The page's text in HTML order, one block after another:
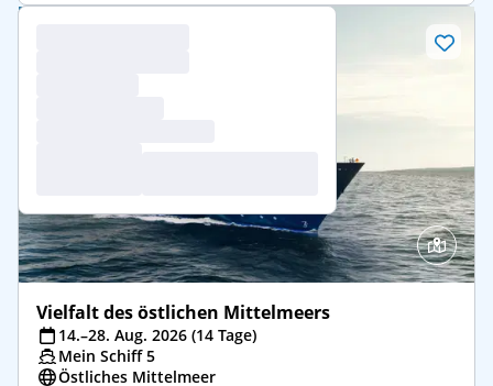
Vielfalt des östlichen Mittelmeers
14.–28. Aug. 2026 (14 Tage)
Mein Schiff 5
Östliches Mittelmeer